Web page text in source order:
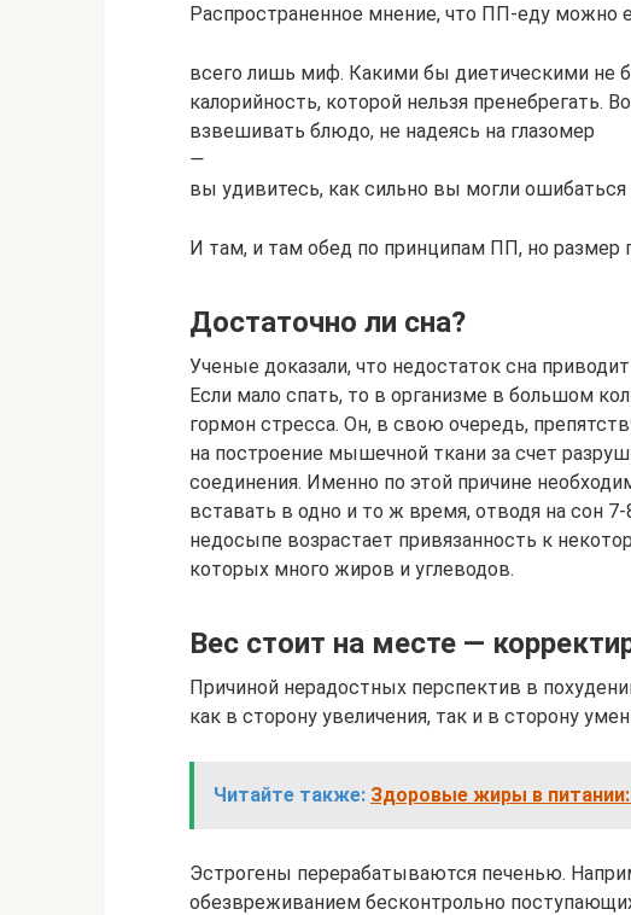
Распространенное мнение, что ПП-еду можно
всего лишь миф. Какими бы диетическими не
калорийность, которой нельзя пренебрегать.
взвешивать блюдо, не надеясь на глазомер
—
вы удивитесь, как сильно вы могли
И там, и там обед по принципам ПП, но размер
Достаточно ли сна?
Ученые доказали, что недостаток сна
Если мало спать, то в организме в большом
гормон стресса. Он, в свою очередь,
на построение мышечной ткани за счет
соединения. Именно по этой причине
вставать в одно и то ж время, отводя на сон
недосыпе возрастает привязанность к
которых много жиров и углеводов.
Вес стоит на месте —
Причиной нерадостных перспектив в
как в сторону увеличения, так и в сторону
Читайте также: Здоровые жиры в
Эстрогены перерабатываются печенью.
обезвреживанием бесконтрольно